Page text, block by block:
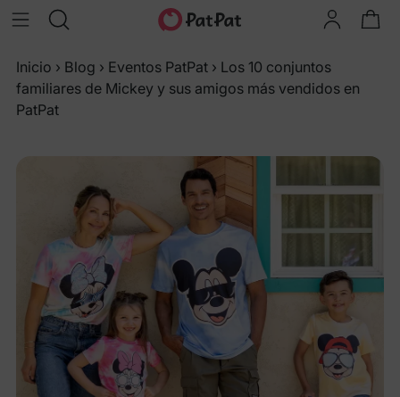
Inicio › Blog › Eventos PatPat › Los 10 conjuntos
familiares de Mickey y sus amigos más vendidos en
PatPat